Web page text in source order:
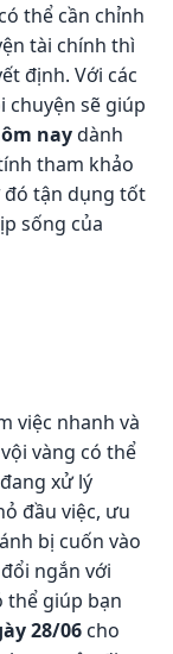
thể cần chỉnh
tài chính thì
định. Với các
chuyện sẽ giúp
naydành
tham khảo
đó tận dụng tốt
sống của
việc nhanh và
vàng có thể
xử lý
đầu việc, ưu
bị cuốn vào
ngắn với
thể giúp bạn
28/06cho